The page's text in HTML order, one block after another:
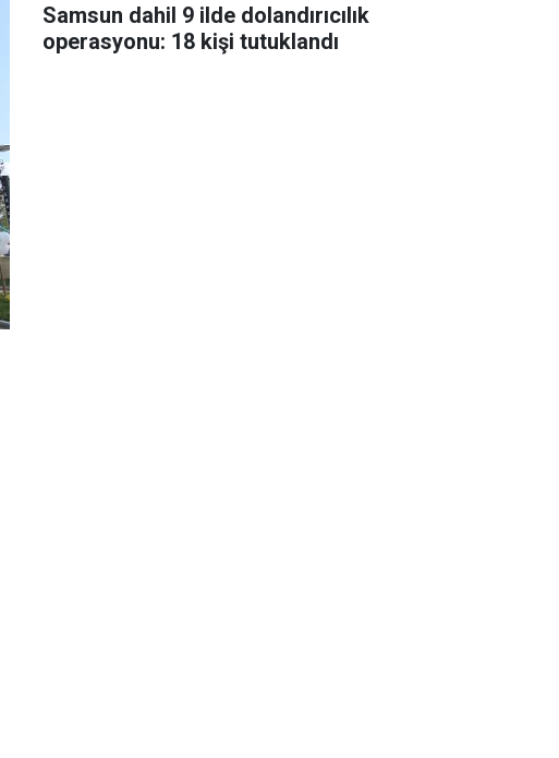
Samsun dahil 9 ilde dolandırıcılık
operasyonu: 18 kişi tutuklandı